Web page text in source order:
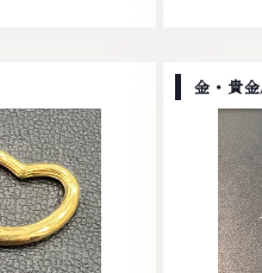
等のアクセサリ
ダイヤモンド・
ンド品・時計等
て、高額査定を実
古くて使わなく
クセサリー、動か
た腕時計、多くの
りを実現してお
金・プラチ
金属・宝石
リーや ブ
自信を持
おります
しまった
ってしま
の高価買
金・貴金